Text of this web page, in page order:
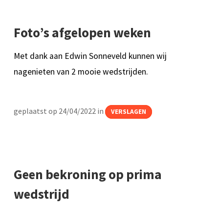
Foto’s afgelopen weken
Met dank aan Edwin Sonneveld kunnen wij
nagenieten van 2 mooie wedstrijden.
geplaatst op 24/04/2022 in VERSLAGEN
Geen bekroning op prima
wedstrijd